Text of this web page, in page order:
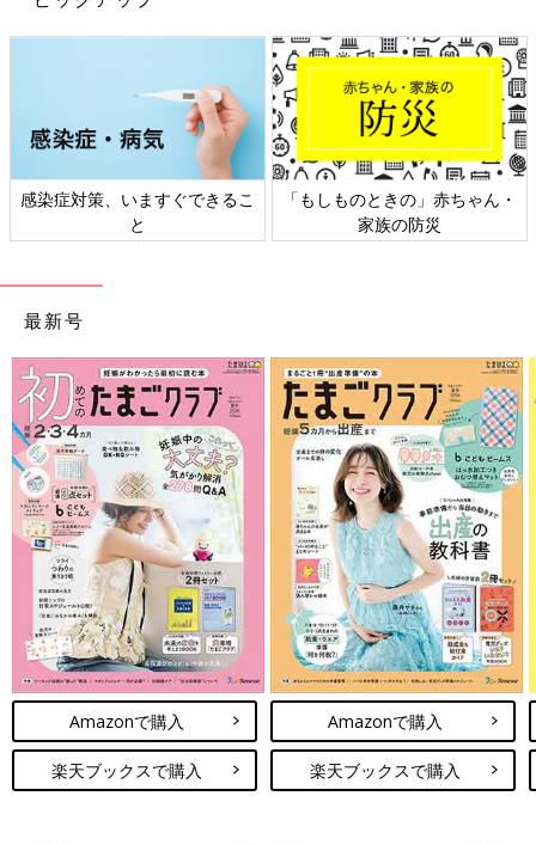
感染症対策、いますぐできるこ
と
「もしものときの」赤ちゃん・
家族の防災
最新号
Amazonで購入
楽天ブックスで購入
Amazonで購入
楽天ブックスで購入